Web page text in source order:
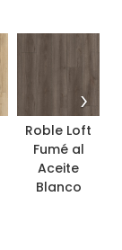
Roble Loft
Fumé al
Aceite
Blanco
›